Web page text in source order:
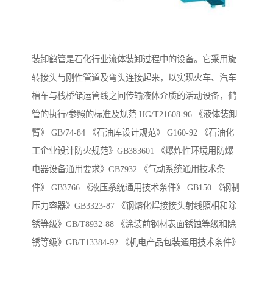
装卸鹤管是石化行业流体装卸过程中的设备。它采用旋
转接头与刚性管道及弯头连接起来，以实现火车、汽车
槽车与栈桥储运管线之间传输液体介质的活动设备，鹤
管的执行/参照的标准及规范 HG/T21608-96 《液体装卸
臂》 GB/74-84 《石油库设计规范》 G160-92 《石油化
工企业设计防火规范》GB383601 《爆炸性环境用防爆
电器设备通用要求》GB7932 《气动系统通用技术条
件》 GB3766 《液压系统通用技术条件》 GB150 《钢制
压力容器》GB3323-87 《钢熔化焊接接头射线照相和除
锈等级》GB/T8932-88 《涂装前钢材表面锈蚀等级和除
锈等级》GB/T13384-92 《机电产品包装通用技术条件》